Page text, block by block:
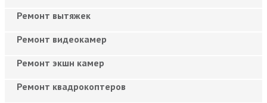
Ремонт вытяжек
Ремонт видеокамер
Ремонт экшн камер
Ремонт квадрокоптеров